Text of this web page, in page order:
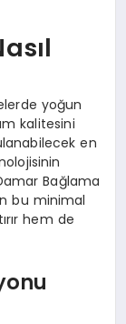
yoğun
kalitesini
en
Bağlama
bu minimal
hem de